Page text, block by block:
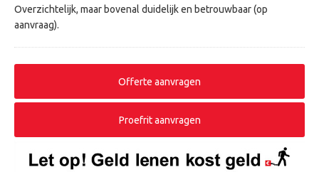
Overzichtelijk, maar bovenal duidelijk en betrouwbaar (op
aanvraag).
Offerte aanvragen
Proefrit aanvragen